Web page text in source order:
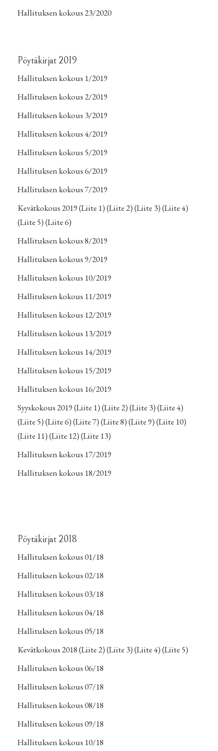
Hallituksen kokous 23/2020
Pöytäkirjat 2019
Hallituksen kokous 1/2019
Hallituksen kokous 2/2019
Hallituksen kokous 3/2019
Hallituksen kokous 4/2019
Hallituksen kokous 5/2019
Hallituksen kokous 6/2019
Hallituksen kokous 7/2019
Kevätkokous 2019(Liite 1)(Liite 2)(Liite 3)(Liite 4)
(Liite 5)(Liite 6)
Hallituksen kokous 8/2019
Hallituksen kokous 9/2019
Hallituksen kokous 10/2019
Hallituksen kokous 11/2019
Hallituksen kokous 12/2019
Hallituksen kokous 13/2019
Hallituksen kokous 14/2019
Hallituksen kokous 15/2019
Hallituksen kokous 16/2019
Syyskokous 2019(Liite 1)(Liite 2)(Liite 3)(Liite 4)
(Liite 5)(Liite 6)(Liite 7)(Liite 8)(Liite 9)(Liite 10)
(Liite 11)(Liite 12)(Liite 13)
Hallituksen kokous 17/2019
Hallituksen kokous 18/2019
Pöytäkirjat 2018
Hallituksen kokous 01/18
Hallituksen kokous 02/18
Hallituksen kokous 03/18
Hallituksen kokous 04/18
Hallituksen kokous 05/18
Kevätkokous 2018(Liite 2)(Liite 3)(Liite 4)(Liite 5)
Hallituksen kokous 06/18
Hallituksen kokous 07/18
Hallituksen kokous 08/18
Hallituksen kokous 09/18
Hallituksen kokous 10/18